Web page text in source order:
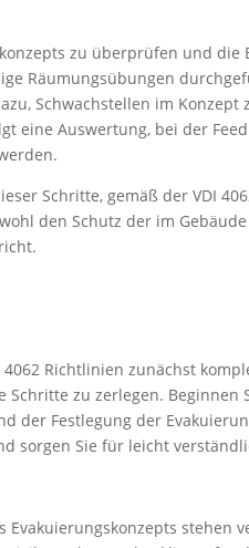
zu überprüfen und
Räumungsübungen
Schwachstellen im
eine Auswertung, bei der
Schritte, gemäß der VDI
den Schutz der im
Richtlinien zunächst
zu zerlegen.
der Festlegung der
sorgen Sie für leicht
stehen